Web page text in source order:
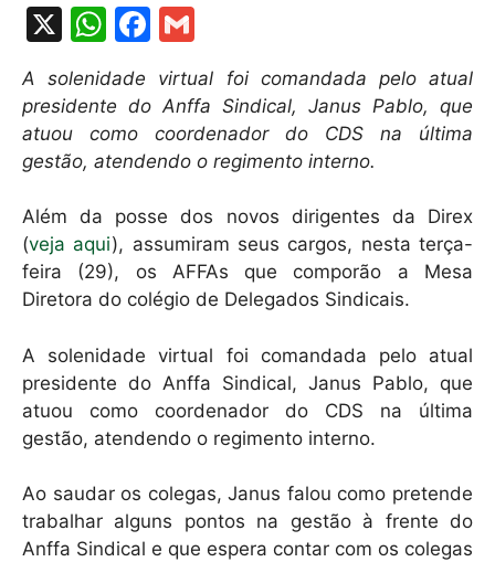
X
W
h
at
s
A
p
p
F
c
e
b
o
o
k
m
ai
l
A solenidade virtual foi comandada pelo atual
presidente do Anffa Sindical, Janus Pablo, que
atuou como coordenador do CDS na última
gestão, atendendo o regimento interno.
Além da posse dos novos dirigentes da Direx
(veja aqui), assumiram seus cargos, nesta terça-
feira (29), os AFFAs que comporão a Mesa
Diretora do colégio de Delegados Sindicais.
A solenidade virtual foi comandada pelo atual
presidente do Anffa Sindical, Janus Pablo, que
atuou como coordenador do CDS na última
gestão, atendendo o regimento interno.
Ao saudar os colegas, Janus falou como pretende
trabalhar alguns pontos na gestão à frente do
Anffa Sindical e que espera contar com os colegas